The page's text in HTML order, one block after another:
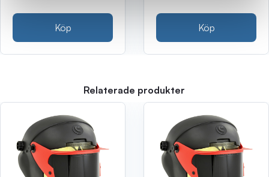
Köp Köp
Relaterade produkter